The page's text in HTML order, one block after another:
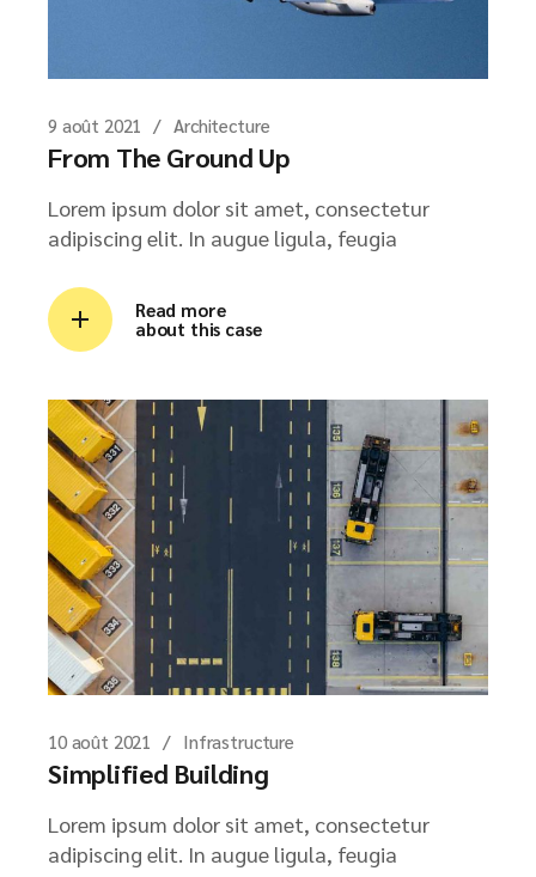
9 août 2021 Architecture
From The Ground Up
Lorem ipsum dolor sit amet, consectetur
adipiscing elit. In augue ligula, feugia
Read more
about this case
10 août 2021 Infrastructure
Simplified Building
Lorem ipsum dolor sit amet, consectetur
adipiscing elit. In augue ligula, feugia